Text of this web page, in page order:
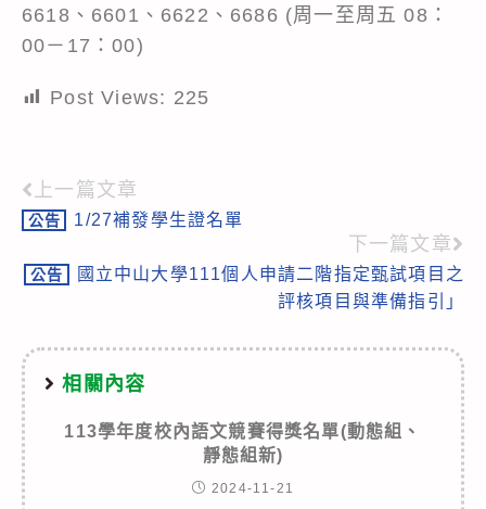
6618、6601、6622、6686 (周一至周五 08：
00－17：00)
Post Views: 225
Read
more
articles
上一篇文章
公告 1/27補發學生證名單
下一篇文章
公告
國立中山大學111個人申請二階指定甄試項目之
評核項目與準備指引」
相關內容
113學年度校內語文競賽得獎名單(動態組、
靜態組新)
2024-11-21